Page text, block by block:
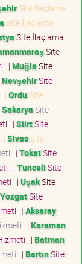
Site İlaçlama
Site İlaçlama
Site İlaçlama
Site
| MuğlaSite
NevşehirSite
| OrduSite
SakaryaSite
| SiirtSite
| SivasSite
| TokatSite
| TunceliSite
| UşakSite
YozgatSite
| Aksaray
| Karaman
| Batman
| BartınSite